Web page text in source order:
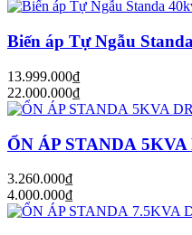
Biến áp Tự Ngẫu
13.999.000₫
22.000.000₫
ỔN ÁP STANDA 5KVA
3.260.000₫
4.000.000₫